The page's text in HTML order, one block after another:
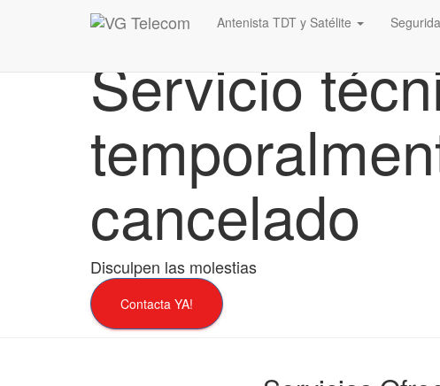
Antenista TDT y Satélite
Servicio
cancelado
Disculpen las molestias
Contacta YA!